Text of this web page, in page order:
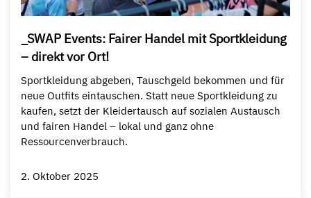
_SWAP Events: Fairer Handel mit Sportkleidung
– direkt vor Ort!
Sportkleidung abgeben, Tauschgeld bekommen und für
neue Outfits eintauschen. Statt neue Sportkleidung zu
kaufen, setzt der Kleidertausch auf sozialen Austausch
und fairen Handel – lokal und ganz ohne
Ressourcenverbrauch.
2. Oktober 2025